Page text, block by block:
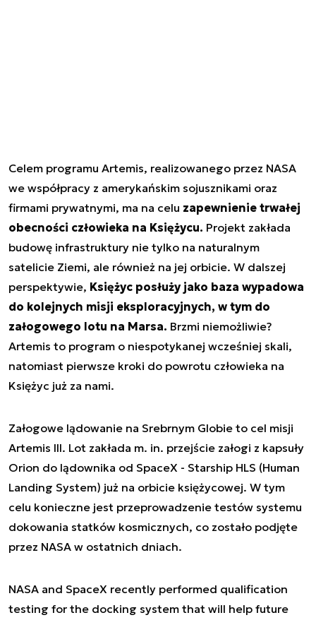
Celem programu Artemis, realizowanego przez NASA
we współpracy z amerykańskim sojusznikami oraz
firmami prywatnymi, ma na celu zapewnienie trwałej
obecności człowieka na Księżycu. Projekt zakłada
budowę infrastruktury nie tylko na naturalnym
satelicie Ziemi, ale również na jej orbicie. W dalszej
perspektywie, Księżyc posłuży jako baza wypadowa
do kolejnych misji eksploracyjnych, w tym do
załogowego lotu na Marsa. Brzmi niemożliwie?
Artemis to program o niespotykanej wcześniej skali,
natomiast pierwsze kroki do powrotu człowieka na
Księżyc już za nami.
Załogowe lądowanie na Srebrnym Globie to cel misji
Artemis III. Lot zakłada m. in. przejście załogi z kapsuły
Orion do lądownika od SpaceX - Starship HLS (Human
Landing System) już na orbicie księżycowej. W tym
celu konieczne jest przeprowadzenie testów systemu
dokowania statków kosmicznych, co zostało podjęte
przez NASA w ostatnich dniach.
NASA and SpaceX recently performed qualification
testing for the docking system that will help future